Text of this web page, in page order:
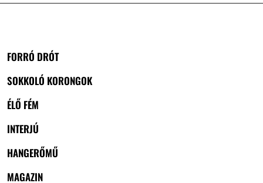
FORRÓ DRÓT
SOKKOLÓ KORONGOK
ÉLŐ FÉM
INTERJÚ
HANGERŐMŰ
MAGAZIN